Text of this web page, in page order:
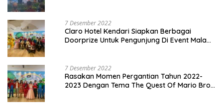
7 Desember 2022
Claro Hotel Kendari Siapkan Berbagai
Doorprize Untuk Pengunjung Di Event Malam
7 Desember 2022
Rasakan Momen Pergantian Tahun 2022-
2023 Dengan Tema The Quest Of Mario Bros